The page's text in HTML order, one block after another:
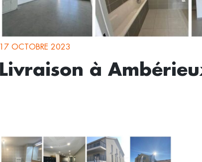
17 OCTOBRE 2023
Livraison à